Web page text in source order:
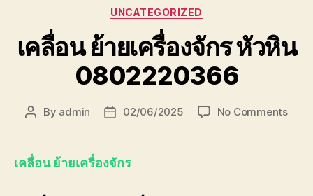
Categories
UNCATEGORIZED
เคลื่อน ย้ายเครื่องจักร หัวหิน
0802220366
Post
By admin
Post02/06/2025 No Commentson
เคลื่อน ย้ายเครื่องจักร